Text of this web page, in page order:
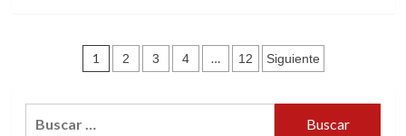
Festival
nuevo
e-
Paginación
entradas
1 2 3 4 … 12 Siguiente